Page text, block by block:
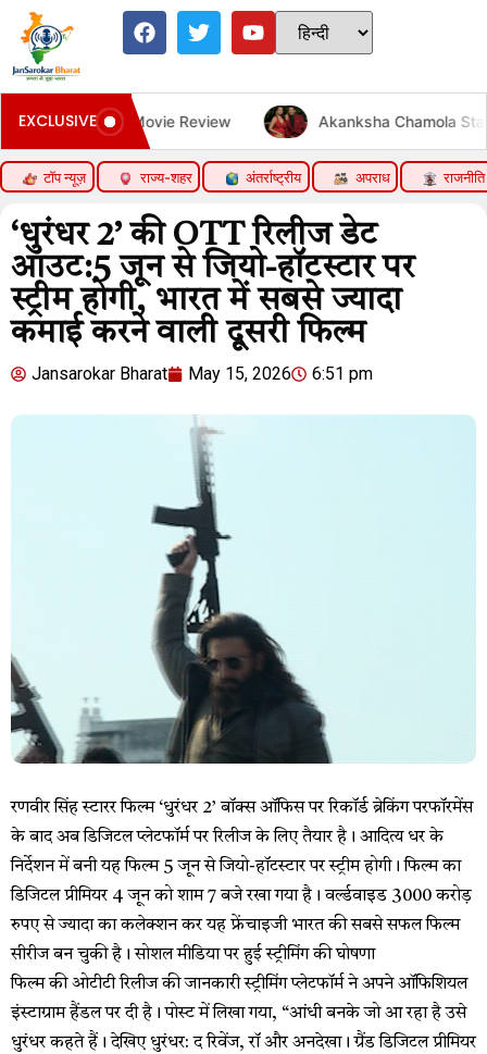
EXCLUSIVE
Movie Review Akanksha Chamola Statement on
टॉप न्यूज़ राज्य-शहर अंतर्राष्ट्रीय अपराध राजनीति
‘धुरंधर 2’ की OTT रिलीज डेट
आउट:5 जून से जियो-हॉटस्टार पर
स्ट्रीम होगी, भारत में सबसे ज्यादा
कमाई करने वाली दूसरी फिल्म
Jansarokar Bharat May 15, 2026 6:51 pm
रणवीर सिंह स्टारर फिल्म ‘धुरंधर 2’ बॉक्स ऑफिस पर रिकॉर्ड ब्रेकिंग परफॉरमेंस
के बाद अब डिजिटल प्लेटफॉर्म पर रिलीज के लिए तैयार है। आदित्य धर के
निर्देशन में बनी यह फिल्म 5 जून से जियो-हॉटस्टार पर स्ट्रीम होगी। फिल्म का
डिजिटल प्रीमियर 4 जून को शाम 7 बजे रखा गया है। वर्ल्डवाइड 3000 करोड़
रुपए से ज्यादा का कलेक्शन कर यह फ्रेंचाइजी भारत की सबसे सफल फिल्म
सीरीज बन चुकी है। सोशल मीडिया पर हुई स्ट्रीमिंग की घोषणा
फिल्म की ओटीटी रिलीज की जानकारी स्ट्रीमिंग प्लेटफॉर्म ने अपने ऑफिशियल
इंस्टाग्राम हैंडल पर दी है। पोस्ट में लिखा गया, “आंधी बनके जो आ रहा है उसे
धुरंधर कहते हैं। देखिए धुरंधर: द रिवेंज, रॉ और अनदेखा। ग्रैंड डिजिटल प्रीमियर